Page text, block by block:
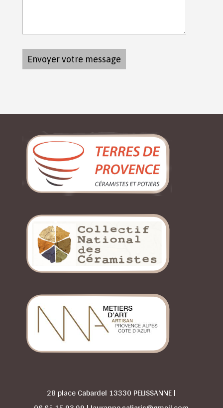
28 place Cabardel 13330 PELISSANNE |